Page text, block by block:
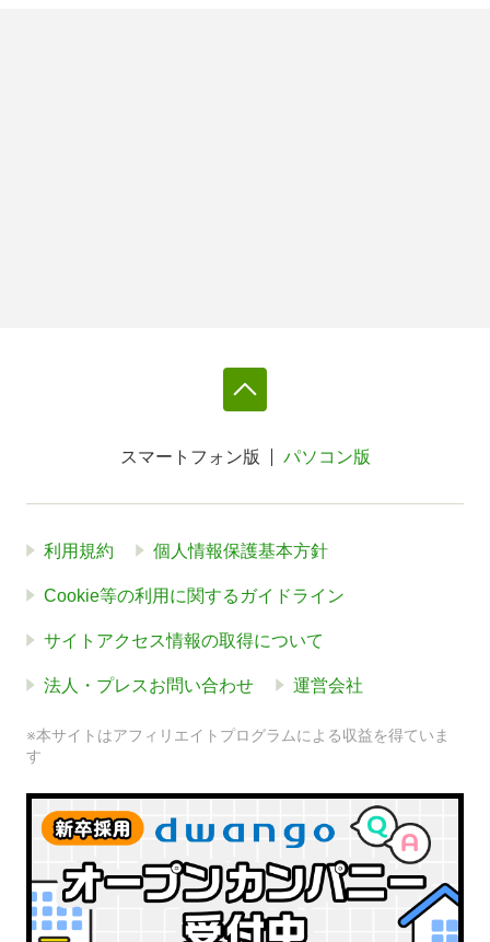
スマートフォン版 パソコン版
利用規約 個人情報保護基本方針
Cookie等の利用に関するガイドライン
サイトアクセス情報の取得について
法人・プレスお問い合わせ 運営会社
※本サイトはアフィリエイトプログラムによる収益を得ていま
す